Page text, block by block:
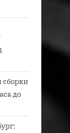
сборки
до